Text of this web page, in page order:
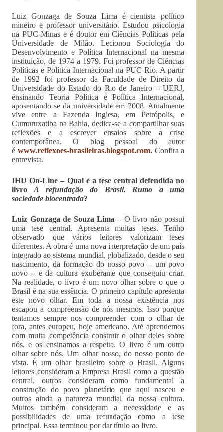
Luiz Gonzaga de Souza Lima é cientista político
mineiro e professor universitário. Estudou psicologia
na PUC-Minas e é doutor em Ciências Políticas pela
Universidade de Milão. Lecionou Sociologia do
Desenvolvimento e Política Internacional na mesma
instituição, de 1974 a 1979. Foi professor de Ciências
Políticas e Política Internacional na PUC-Rio. A partir
de 1992 foi professor da Faculdade de Direito da
Universidade do Estado do Rio de Janeiro –UERJ,
ensinando Teoria Política e Política Internacional,
aposentando-se da universidade em 2008. Atualmente
vive entre a Fazenda Inglesa, em Petrópolis, e
Cumuruxatiba na Bahia, dedica-se a compartilhar suas
reflexões e a escrever ensaios sobre a crise
contemporânea. O blog pessoal do autor
é www.reflexoes-brasileiras.blogspot.com. Confira a
entrevista.
IHU On-Line – Qual é a tese central defendida no
livroA refundação do Brasil. Rumo a uma
sociedade biocentrada?
Luiz Gonzaga de Souza Lima –O livro não possui
uma tese central. Apresenta muitas teses. Tenho
observado que vários leitores valorizam teses
diferentes. A obra é uma nova interpretação de um país
integrado ao sistema mundial, globalizado, desde o seu
nascimento, da formação do nosso povo – um povo
novo –e da cultura exuberante que conseguiu criar.
Na realidade, o livro é um novo olhar sobre o que o
Brasil é na sua essência. O primeiro capítulo apresenta
este novo olhar. Em toda a nossa existência nos
escapou a compreensão de nós mesmos. Isso porque
tentamos sempre nos compreender com o olhar de
fora, antes europeu, hoje americano. Até aprendemos
com muita competência construir o olhar deles sobre
nós, e os ensinamos a respeito. O livro é um outro
olhar sobre nós. Um olhar nosso, do nosso ponto de
vista. É um olhar brasileiro sobre o Brasil. Alguns
leitores consideram a Empresa Brasil como a questão
central, outros consideram como fundamental a
construção do povo planetário que aqui nasceu e
outros ainda a natureza mundial da nossa cultura.
Muitos também consideram a necessidade e as
possibilidades de uma refundação como a tese
principal. Essa terminou por dar título ao livro.